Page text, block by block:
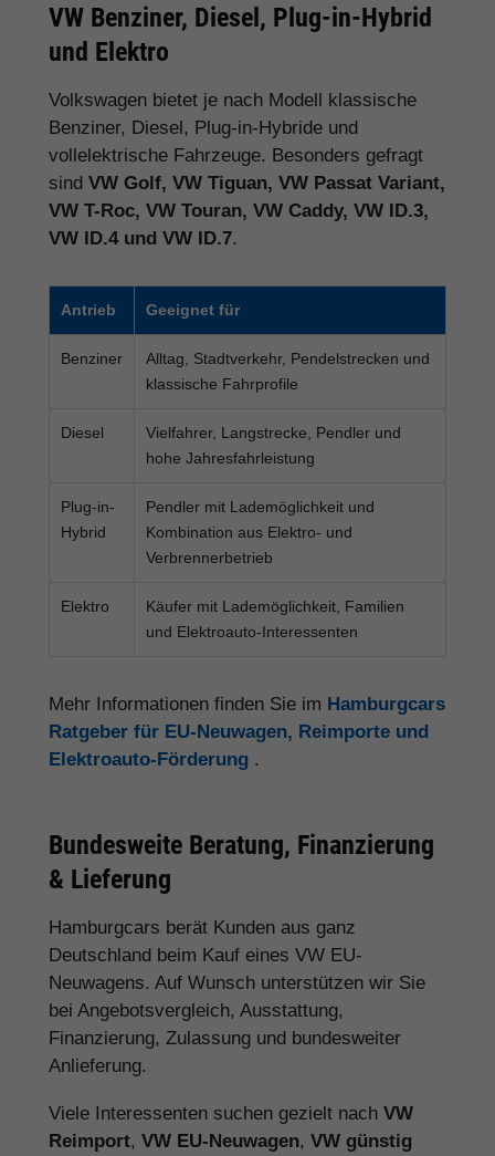
VW Benziner, Diesel, Plug-in-Hybrid
und Elektro
Volkswagen bietet je nach Modell klassische
Benziner, Diesel, Plug-in-Hybride und
vollelektrische Fahrzeuge. Besonders gefragt
sind VW Golf, VW Tiguan, VW Passat Variant,
VW T-Roc, VW Touran, VW Caddy, VW ID.3,
VW ID.4 und VW ID.7.
Antrieb Geeignet für
Benziner
Alltag, Stadtverkehr, Pendelstrecken und
klassische Fahrprofile
Diesel
Vielfahrer, Langstrecke, Pendler und
hohe Jahresfahrleistung
Plug-in-
Hybrid
Pendler mit Lademöglichkeit und
Kombination aus Elektro- und
Verbrennerbetrieb
Elektro
Käufer mit Lademöglichkeit, Familien
und Elektroauto-Interessenten
Mehr Informationen finden Sie im Hamburgcars
Ratgeber für EU-Neuwagen, Reimporte und
Elektroauto-Förderung .
Bundesweite Beratung, Finanzierung
& Lieferung
Hamburgcars berät Kunden aus ganz
Deutschland beim Kauf eines VW EU-
Neuwagens. Auf Wunsch unterstützen wir Sie
bei Angebotsvergleich, Ausstattung,
Finanzierung, Zulassung und bundesweiter
Anlieferung.
Viele Interessenten suchen gezielt nach VW
Reimport, VW EU-Neuwagen, VW günstig